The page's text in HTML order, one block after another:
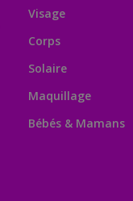
Visage
Corps
Solaire
Maquillage
Bébés & Mamans